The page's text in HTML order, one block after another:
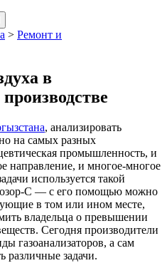
> Ремонт и
в
, анализировать
на самых разных
промышленность, и
направление, и многое-многое
используется такой
С — с его помощью можно
в том или ином месте,
владельца о превышении
Сегодня производители
газоанализаторов, а сам
различные задачи.